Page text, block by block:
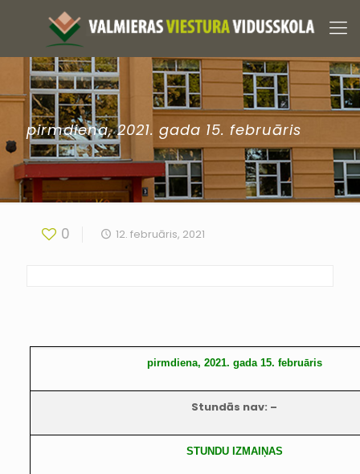
pirmdiena, 2021. gada 15. februāris
0 12. februāris, 2021
pirmdiena, 2021. gada 15. februāris
Stundās nav: –
STUNDU IZMAIŅAS